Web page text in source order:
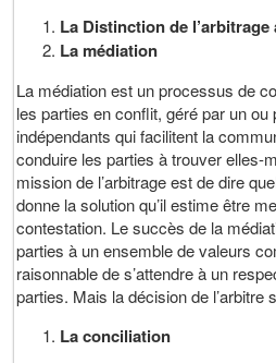
La Distinction de
La médiation
La médiation est un processus de
les parties en conflit, géré par un ou
indépendants qui facilitent la
conduire les parties à trouver elles-
mission de l’arbitrage est de dire
donne la solution qu’il estime être
contestation. Le succès de la
parties à un ensemble de valeurs
raisonnable de s’attendre à un
parties. Mais la décision de l’arbitre
La conciliation